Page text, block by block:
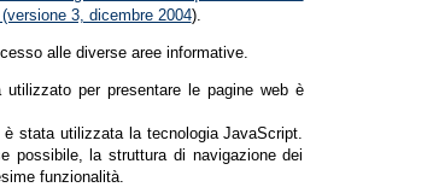
3, dicembre 2004).
alle diverse aree informative.
per presentare le pagine web è
stata utilizzata la tecnologia JavaScript.
possibile, la struttura di navigazione dei
funzionalità.